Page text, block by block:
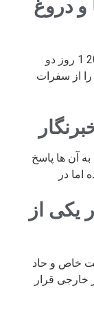
و دروغ
چهارشنبه 31 شهریور 89 / 22 سپتامبر 2010 1 روز دو
را از سفرات
آن ها پاسخ
اما در
یکی از
خاص و حاد
خارجی قرار